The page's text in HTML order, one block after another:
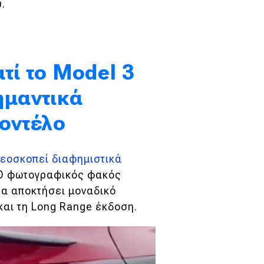
το Model 3
διαφημιστικά
φωτογραφικός φακός
αποκτήσει μοναδικό
τη Long Range έκδοση.